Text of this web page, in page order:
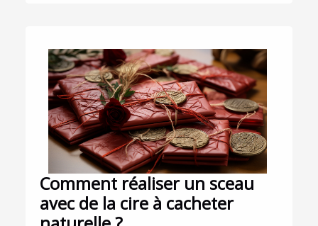
Comment réaliser un sceau
avec de la cire à cacheter